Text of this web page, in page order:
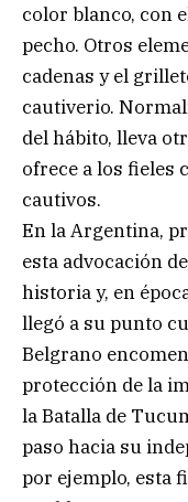
color blanco, con
pecho. Otros
cadenas y el
cautiverio.
del hábito, lleva
ofrece a los fieles
cautivos.
En la Argentina,
esta advocación
historia y, en
llegó a su punto
Belgrano
protección de la
la Batalla de
paso hacia su
por ejemplo, esta